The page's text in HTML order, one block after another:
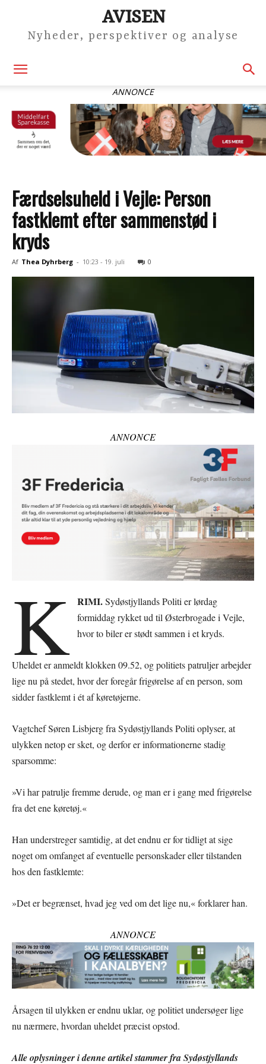
AVISEN
Nyheder, perspektiver og analyse
ANNONCE
Færdselsuheld i Vejle: Person
fastklemt efter sammenstød i
kryds
Af Thea Dyhrberg - 10:23 - 19. juli 0
ANNONCE
K RIMI.Sydøstjyllands Politi er lørdag
formiddag rykket ud til Østerbrogade i Vejle,
hvor to biler er stødt sammen i et kryds.
Uheldet er anmeldt klokken 09.52, og politiets patruljer arbejder
lige nu på stedet, hvor der foregår frigørelse af en person, som
sidder fastklemt i ét af køretøjerne.
Vagtchef Søren Lisbjerg fra Sydøstjyllands Politi oplyser, at
ulykken netop er sket, og derfor er informationerne stadig
sparsomme:
»Vi har patrulje fremme derude, og man er i gang med frigørelse
fra det ene køretøj.«
Han understreger samtidig, at det endnu er for tidligt at sige
noget om omfanget af eventuelle personskader eller tilstanden
hos den fastklemte:
»Det er begrænset, hvad jeg ved om det lige nu,« forklarer han.
ANNONCE
Årsagen til ulykken er endnu uklar, og politiet undersøger lige
nu nærmere, hvordan uheldet præcist opstod.
Alle oplysninger i denne artikel stammer fra Sydøstjyllands